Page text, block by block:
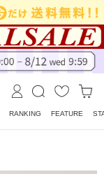
RANKING FEATURE